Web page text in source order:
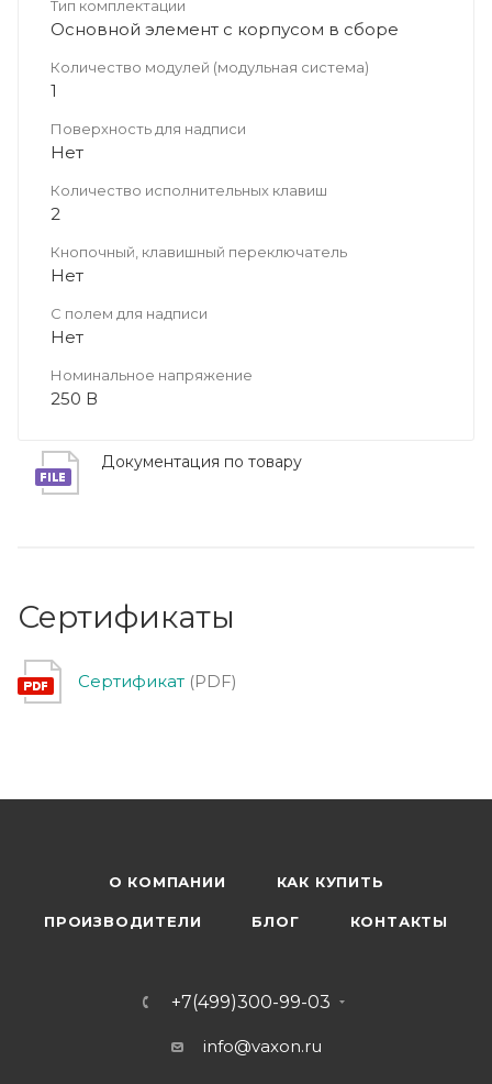
Тип комплектации
Основной элемент с корпусом в сборе
Количество модулей (модульная система)
1
Поверхность для надписи
Нет
Количество исполнительных клавиш
2
Кнопочный, клавишный переключатель
Нет
С полем для надписи
Нет
Номинальное напряжение
250 В
Документация по товару
Сертификаты
Сертификат (PDF)
О КОМПАНИИ КАК КУПИТЬ
ПРОИЗВОДИТЕЛИ БЛОГ КОНТАКТЫ
+7(499)300-99-03
info@vaxon.ru